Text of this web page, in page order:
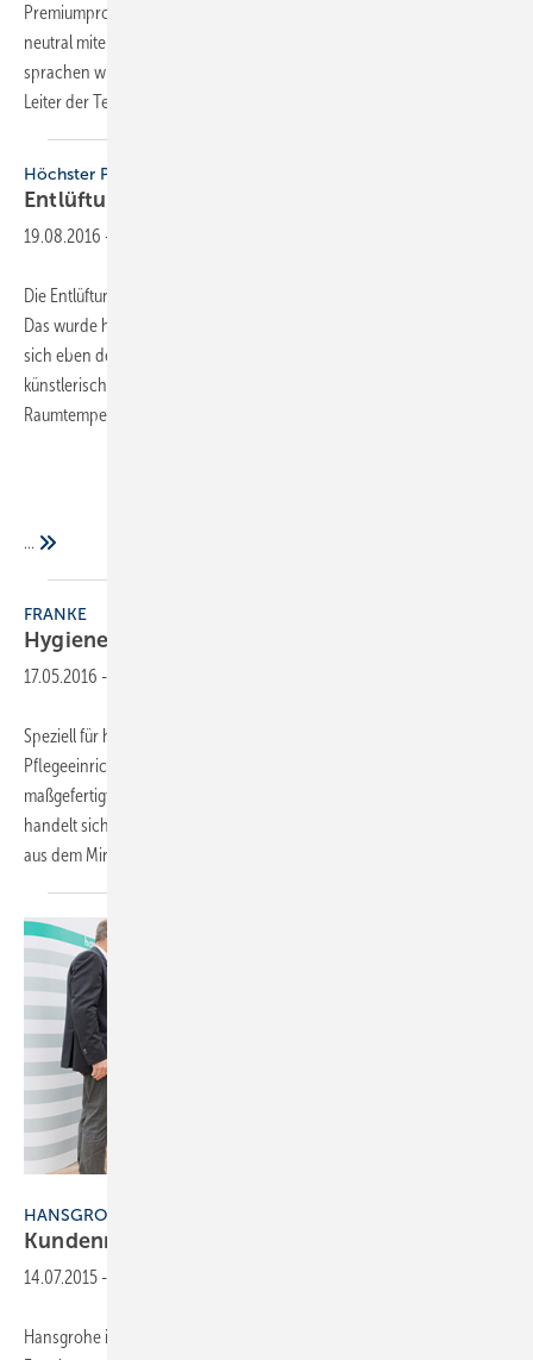
Premiumprodukte führender Anbieter auf dem deutschen Markt ganz
neutral miteinander verglichen. Über die wichtigsten Erkenntnisse
sprachen wir mit Prof. Hans Messerschmid, dem wissenschaftlichen
Leiter der Testreihe an der Hochschule
Höchster Punkt
Entlüftung an der richtigen
19.08.2016 -
Die Entlüftung der Heizungsanlage soll am höchsten Punkt erfolgen.
Das wurde hier wohl sehr wörtlich genommen. Im Notfall schafft man
sich eben den höchsten Punkt. Zu beachten ist natürlich auch die
künstlerisch anmutende Ausführung. Funktioniert auch gleichzeitig als
Raumtemperierung.
...
FRANKE
Hygiene steht an erster
17.05.2016 -
Speziell für hygienisch sensible Bereiche in Krankenhäusern und
Pflegeeinrichtungen hat Franke die neuen Reihenwaschtische und
maßgefertigten Mehrzweckbecken der Reihe Variusmed entwickelt. Es
handelt sich um fugenlose Reihenwaschtische mit bis zu drei Mulden
aus dem Mineralwerkstoff
HANSGROHE
Kundennutzen an erster
14.07.2015 -
Hansgrohe investiert am Standort Offenburg 30 Millionen Euro in die